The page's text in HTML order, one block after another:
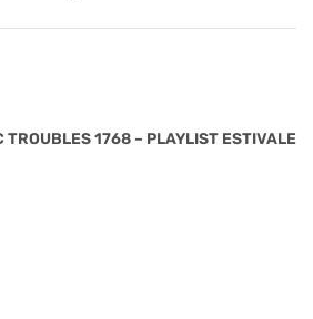
TROUBLES 1768 – PLAYLIST ESTIVALE